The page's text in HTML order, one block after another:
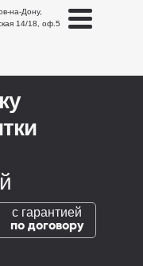
на-Дону,
14/18, оф.5
с гарантией
по договору